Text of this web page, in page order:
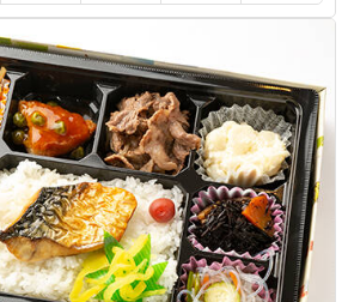
粒まで容器の都合で取りにくいのです
ました。 野菜の副菜もどれも良い歯
ックリしました。
ト運営› イベントスタッフ
11/07